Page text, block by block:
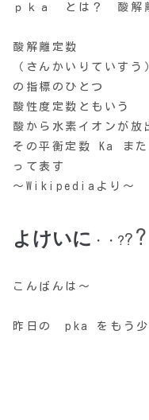
ｐｋａ とは？ 酸解
酸解離定数
（さんかいりていす
の指標のひとつ
酸性度定数ともいう
酸から水素イオンが放
その平衡定数 Ka ま
って表す
～Wikipediaより～
よけいに ・・?? ?
こんばんは～
昨日の pka をもう少